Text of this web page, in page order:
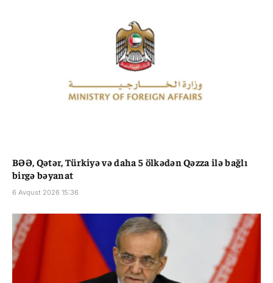
BƏƏ, Qətər, Türkiyə və daha 5 ölkədən Qəzza ilə bağlı
birgə bəyanat
6 Avqust 2026 15:36